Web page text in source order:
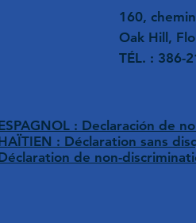
160,
Oak Hill,
TÉL. : 386-
: Declaración de
: Déclaration sans
de non-